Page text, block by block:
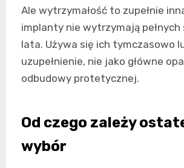
Ale wytrzymałość to zupełnie
implanty nie wytrzymają pełnych
lata. Używa się ich tymczasowo
uzupełnienie, nie jako główne
odbudowy protetycznej.
Od czego zależy
wybór